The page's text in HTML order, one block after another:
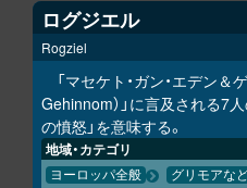
ログジエル
Rogziel
「マセケト・ガン・エデン
Gehinnom）」に言及される7
の憤怒」を意味する。
地域・カテゴリ
ヨーロッパ全般 グリモアな